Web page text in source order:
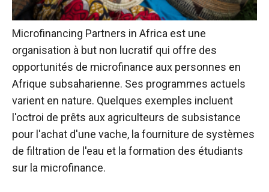
Microfinancing Partners in Africa est une
organisation à but non lucratif qui offre des
opportunités de microfinance aux personnes en
Afrique subsaharienne. Ses programmes actuels
varient en nature. Quelques exemples incluent
l'octroi de prêts aux agriculteurs de subsistance
pour l'achat d'une vache, la fourniture de systèmes
de filtration de l'eau et la formation des étudiants
sur la microfinance.